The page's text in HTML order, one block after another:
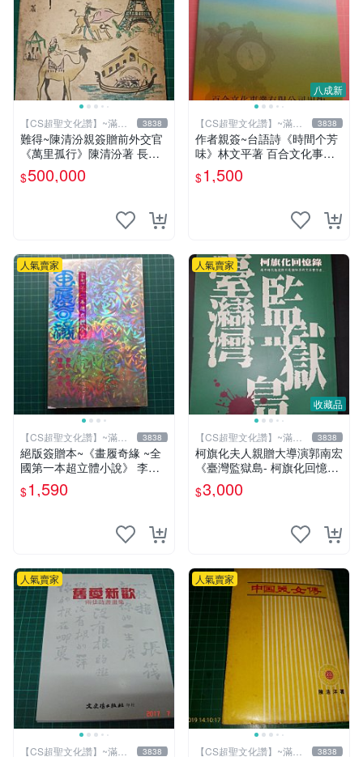
【CS超聖文化讚】~滿千
元送運
3838
難得~陳清汾親簽贈前外交官
《萬里孤行》陳清汾著 長風
出版 民國45年初版 【CS超
聖文化讚】
$500,000
八成新
【CS超聖文化讚】~滿千
元送運
3838
作者親簽~台語詩《時間个芳
味》林文平著 百合文化事業
2006.10初版一刷 附光碟【C
S超聖文化讚】
$1,500
人氣賣家
【CS超聖文化讚】~滿千
元送運
3838
絕版簽贈本~《畫履奇緣 ~全
國第一本超立體小說》 李奇
著 李奇繪圖【CS超聖文化2
讚】
$1,590
收藏品
人氣賣家
【CS超聖文化讚】~滿千
元送運
3838
柯旗化夫人親贈大導演郭南宏
《臺灣監獄島- 柯旗化回憶
錄》柯旗化著 第一出版社 20
02年修訂再版 【CS超聖文化
$3,000
人氣賣家
【CS超聖文化讚】~滿千 3838
人氣賣家
【CS超聖文化讚】~滿千 3838